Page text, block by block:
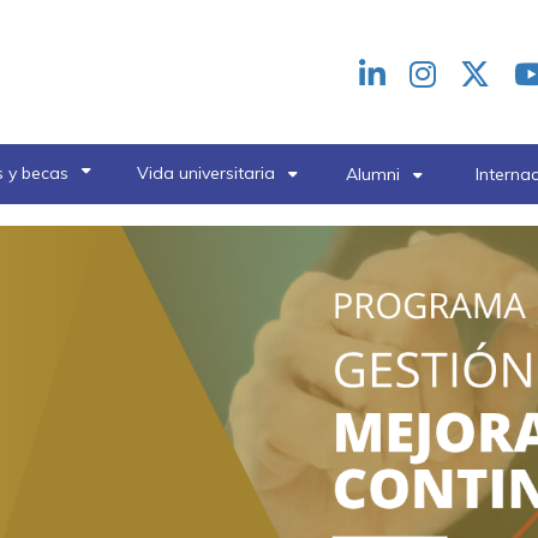
Redes
header
y becas Vida universitaria Alumni